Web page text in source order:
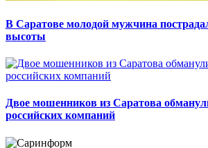
В Саратове молодой мужчина
высоты
Двое мошенников из Саратова
российских компаний